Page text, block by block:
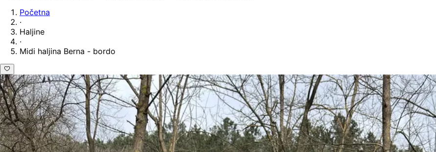
Početna
·
Haljine
·
Midi haljina Berna - bordo